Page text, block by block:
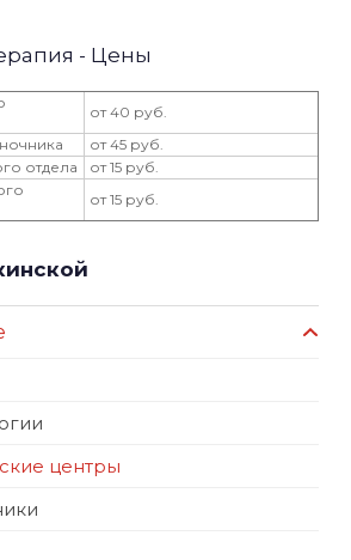
- Цены
от 40 руб.
от 45 руб.
отдела
от 15 руб.
от 15 руб.
центры